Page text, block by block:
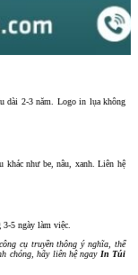
dài 2-3 năm. Logo in lụa không
khác như be, nâu, xanh. Liên hệ
5 ngày làm việc.
cụ truyền thông ý nghĩa, thể
chóng, hãy liên hệ ngayIn Túi